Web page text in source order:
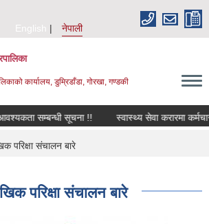
English
नेपाली
कार्यालय, डुम्रिडाँडा, गोरखा, गण्डकी
सम्बन्धी सूचना !! स्वास्थ्य सेवा करारमा
परिक्षा संचालन बारे
परिक्षा संचालन बारे